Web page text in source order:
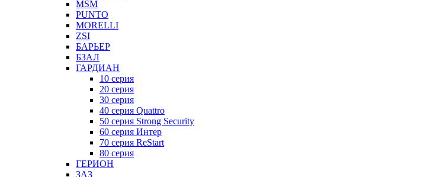
MSM
PUNTO
MORELLI
ZSI
БАРЬЕР
БЗАЛ
ГАРДИАН
10 серия
20 серия
30 серия
40 серия Quattro
50 серия Strong Security
60 серия Интер
70 серия ReStart
80 серия
ГЕРИОН
ЗАЗ